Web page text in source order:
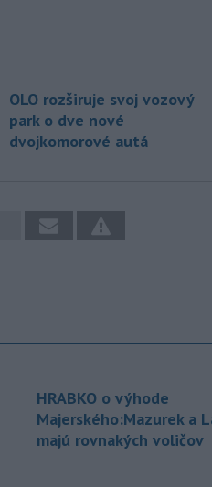
OLO rozširuje svoj vozový
park o dve nové
dvojkomorové autá
HRABKO o výhode
Majerského:Mazurek a
majú rovnakých voličov